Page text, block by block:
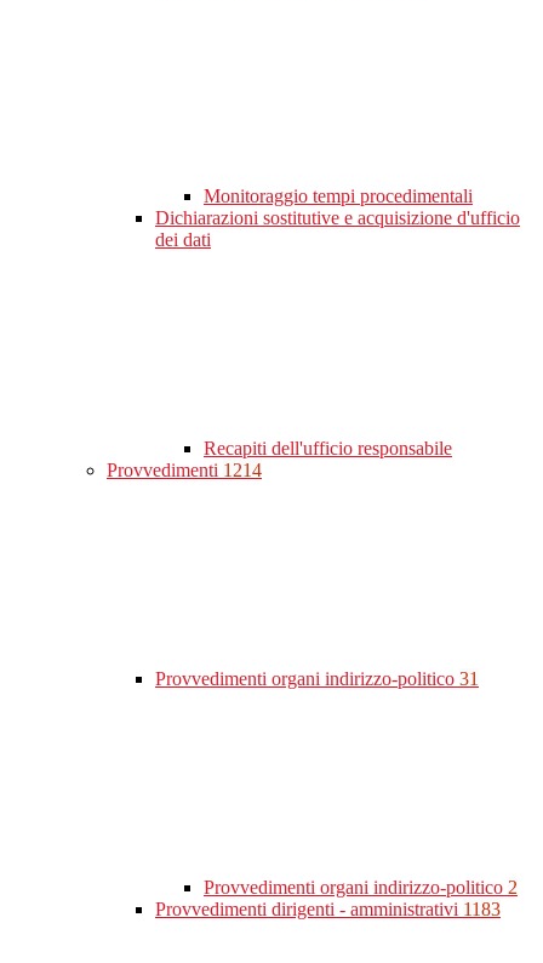
Monitoraggio tempi procedimentali
Dichiarazioni sostitutive e acquisizione d'ufficio
dei dati
Recapiti dell'ufficio responsabile
Provvedimenti 1214
Provvedimenti organi indirizzo-politico 31
Provvedimenti organi indirizzo-politico 2
Provvedimenti dirigenti - amministrativi 1183